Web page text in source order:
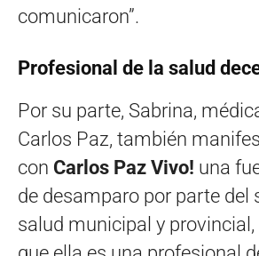
comunicaron”.
Profesional de la salud
Por su parte, Sabrina,
Carlos Paz, también
con Carlos Paz Vivo! una
de desamparo por parte del
salud municipal y provincial,